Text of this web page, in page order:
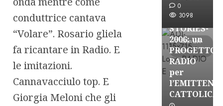
conduttrice cantava
“Volare”. Rosario gliela
fa ricantare in Radio. E
le imitazioni.
Cannavacciulo top. E
Giorgia Meloni che gli
0
3098
7 minuti
letti
FREE
A-
STORIES-
2006: un
PROGETTO
RADIO
per
CATTOLICA
A-Stories